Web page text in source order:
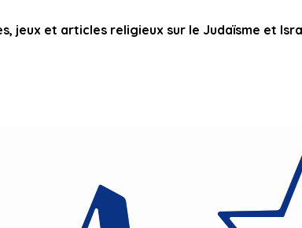
et articles religieux sur le Judaïsme et